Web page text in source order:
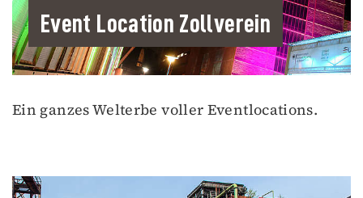
Event Location Zollverein
Ein ganzes Welterbe voller Eventlocations.